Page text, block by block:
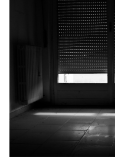
Economia
PODCAST
NEWSLETTER